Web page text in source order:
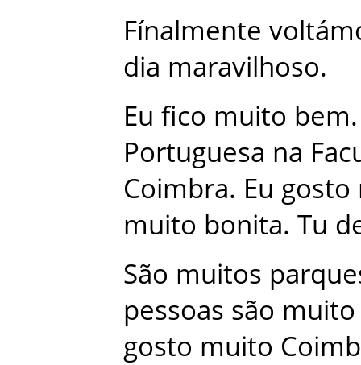
Fínalmente
dia maravilhoso.
Eu fico muito bem.
Portuguesa na
Coimbra. Eu gosto
muito bonita. Tu
São muitos
pessoas são muito
gosto muito